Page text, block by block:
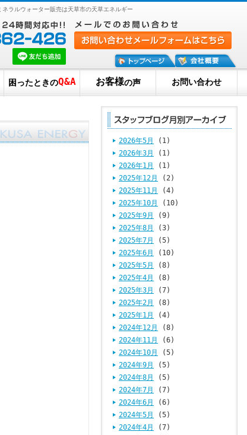
ラルウォーター販売は天草市の天草エネルギー
困ったときのQ&A お客様の声 お問い合わせ
2026年5月
(1)
2026年3月
(1)
2026年1月
(1)
2025年12月
(2)
2025年11月
(4)
2025年10月
(10)
2025年9月
(9)
2025年8月
(3)
2025年7月
(5)
2025年6月
(10)
2025年5月
(8)
2025年4月
(8)
2025年3月
(7)
2025年2月
(8)
2025年1月
(4)
2024年12月
(8)
2024年11月
(6)
2024年10月
(5)
2024年9月
(5)
2024年8月
(5)
2024年7月
(7)
2024年6月
(6)
2024年5月
(5)
2024年4月
(7)